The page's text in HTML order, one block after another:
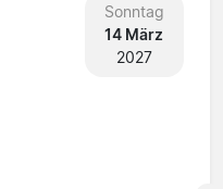
Sonntag
14 März
2027